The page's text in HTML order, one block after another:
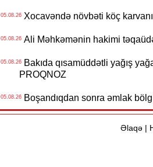
05.08.26Xocavəndə növbəti köç
05.08.26Ali Məhkəmənin hakimi
05.08.26Bakıda qısamüddətli yağış
PROQNOZ
05.08.26Boşandıqdan sonra əmlak
Əlaqə|